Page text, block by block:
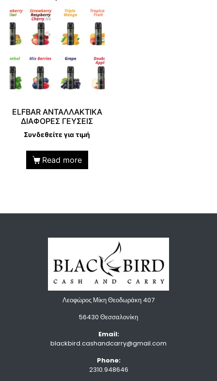
ELFBAR ΑΝΤΑΛΛΑΚΤΙΚΑ
ΔΙΑΦΟΡΕΣ ΓΕΥΣΕΙΣ
Συνδεθείτε για τιμή
Read more
Λεοφώρος Μίκη Θεοδωράκη 407
56430 Θεσσαλονίκη
Email:
blackbird.cashandcarry@gmail.com
Phone:
2310.948646